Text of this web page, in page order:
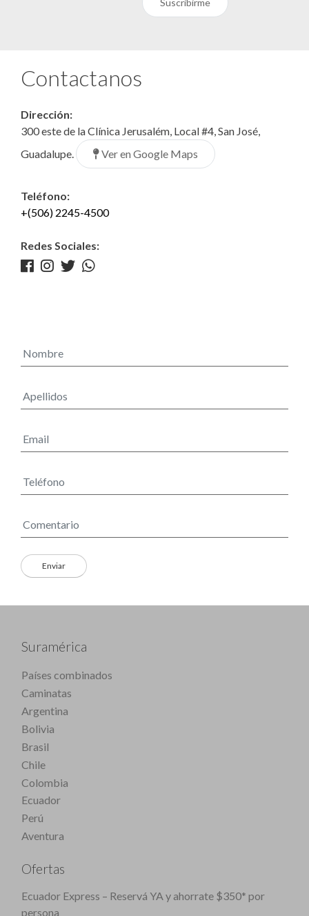
Suscribirme
Contactanos
Dirección:
300 este de la Clínica Jerusalém, Local #4, San José,
Guadalupe.
Ver en Google Maps
Teléfono:
+(506) 2245-4500
Redes Sociales:
Suramérica
Países combinados
Caminatas
Argentina
Bolivia
Brasil
Chile
Colombia
Ecuador
Perú
Aventura
Ofertas
Ecuador Express – Reservá YA y ahorrate $350* por
persona